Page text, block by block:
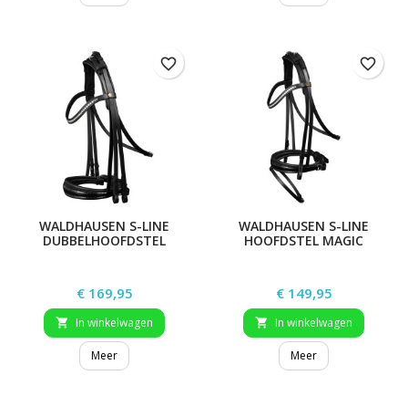
WALDHAUSEN S-LINE
DUBBELHOOFDSTEL
Prijs
€ 169,95
 In winkelwagen
Meer
favorite_border
WALDHAUSEN S-LINE
HOOFDSTEL MAGIC
Prijs
€ 149,95
 In winkelwagen
Meer
favorite_border